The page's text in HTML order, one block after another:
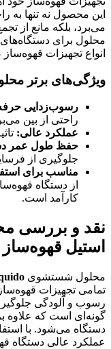
این محصول نه تنها به
می‌برد، بلکه مانع از
محلول برای
انواع تجهیزات
ویژگی‌های برتر
رسوب‌زدایی
راحتی از بین
عملکرد عالی:
حفظ طول عمر
جلوگیری از
مناسب برای
از دستگاه
کارآمد است.
نقد و بررسی
استیل قهوه‌ساز SPM Liquido
محلول شستشوی
تمامی تجهیزات
رسوب و آلودگی
گونه‌ای است که علاوه
دستگاه می‌شود. با
عملکرد عالی دستگاه